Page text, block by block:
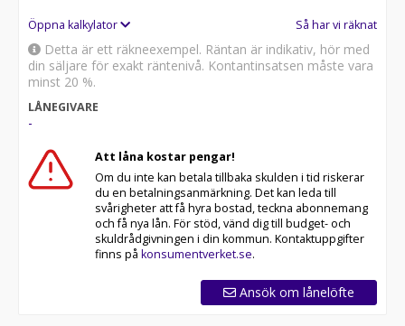
Öppna kalkylator Så har vi räknat
Detta är ett räkneexempel. Räntan är indikativ, hör med
din säljare för exakt räntenivå. Kontantinsatsen måste vara
minst 20 %.
LÅNEGIVARE
-
Att låna kostar pengar!
Om du inte kan betala tillbaka skulden i tid riskerar
du en betalningsanmärkning. Det kan leda till
svårigheter att få hyra bostad, teckna abonnemang
och få nya lån. För stöd, vänd dig till budget- och
skuldrådgivningen i din kommun. Kontaktuppgifter
finns på konsumentverket.se.
Ansök om lånelöfte